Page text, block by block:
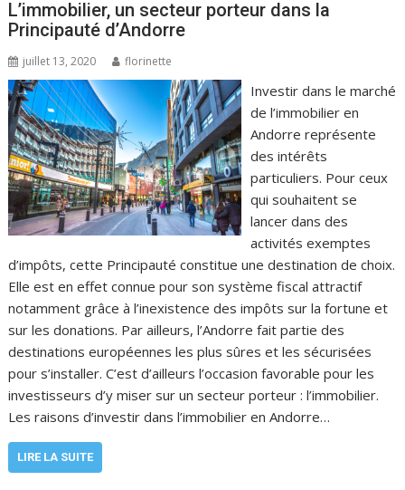
L’immobilier, un secteur porteur dans la
Principauté d’Andorre
juillet 13, 2020 florinette
Investir dans le marché
de l’immobilier en
Andorre représente
des intérêts
particuliers. Pour ceux
qui souhaitent se
lancer dans des
activités exemptes
d’impôts, cette Principauté constitue une destination de choix.
Elle est en effet connue pour son système fiscal attractif
notamment grâce à l’inexistence des impôts sur la fortune et
sur les donations. Par ailleurs, l’Andorre fait partie des
destinations européennes les plus sûres et les sécurisées
pour s’installer. C’est d’ailleurs l’occasion favorable pour les
investisseurs d’y miser sur un secteur porteur : l’immobilier.
Les raisons d’investir dans l’immobilier en Andorre…
LIRE LA SUITE